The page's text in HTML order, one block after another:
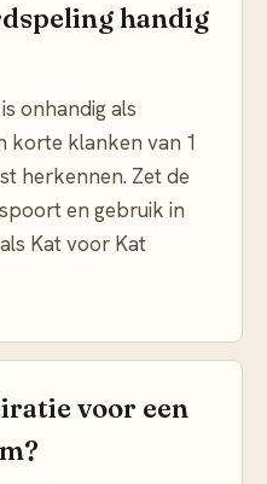
handig
onhandig als
korte klanken van 1
herkennen. Zet de
en gebruik in
Kat voor Kat
voor een